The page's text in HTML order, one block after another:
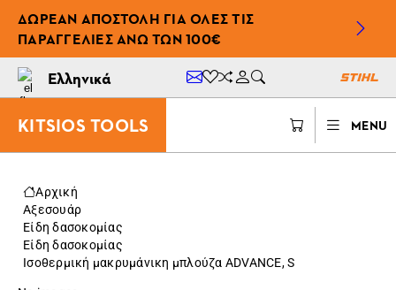
ΔΩΡΕΆΝ ΑΠΟΣΤΟΛΉ ΓΙΑ ΌΛΕΣ ΤΙΣ
ΠΑΡΑΓΓΕΛΊΕΣ ΆΝΩ ΤΩΝ 100€
Ελληνικά
KITSIOS TOOLS MENU
Αρχική
Αξεσουάρ
Είδη δασοκομίας
Είδη δασοκομίας
Ισοθερμική μακρυμάνικη μπλούζα ADVANCE, S